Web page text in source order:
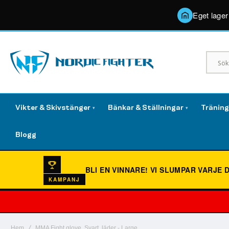
Eget
Vikter & Skivstänger ▾ Bänkar & Ställningar ▾
Blogg
KAMPANJ
BLI EN VINNARE!VI SLUMPAR VARJE